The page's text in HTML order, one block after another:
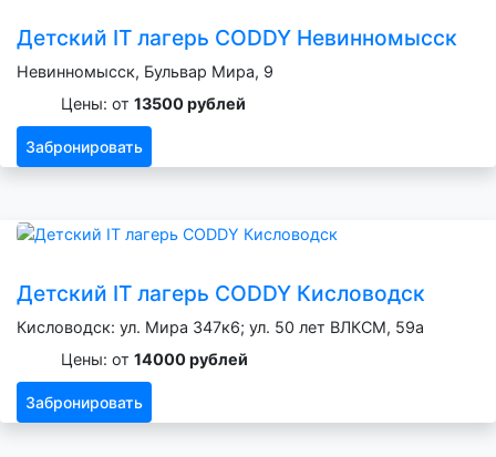
Детский IT лагерь CODDY Невинномысск
Невинномысск, Бульвар Мира, 9
Цены: от 13500 рублей
Забронировать
Детский IT лагерь CODDY Кисловодск
Кисловодск: ул. Мира 347к6; ул. 50 лет ВЛКСМ, 59а
Цены: от 14000 рублей
Забронировать